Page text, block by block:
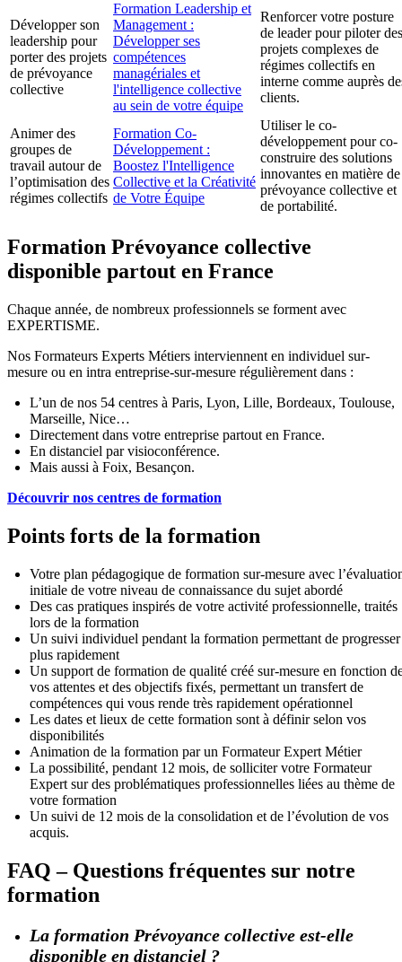
Développer son
leadership pour
porter des projets
de prévoyance
collective
Formation Leadership et
Management :
Développer ses
compétences
managériales et
l'intelligence collective
au sein de votre équipe
Renforcer votre posture
de leader pour piloter des
projets complexes de
régimes collectifs en
interne comme auprès
clients.
Animer des
groupes de
travail autour de
l’optimisation des
régimes collectifs
Formation Co-
Développement :
Boostez l'Intelligence
Collective et la Créativité
de Votre Équipe
Utiliser le co-
développement pour co-
construire des solutions
innovantes en matière de
prévoyance collective et
de portabilité.
Formation Prévoyance collective
disponible partout en France
Chaque année, de nombreux professionnels se forment avec
EXPERTISME.
Nos Formateurs Experts Métiers interviennent en individuel sur-
mesure ou en intra entreprise-sur-mesure régulièrement dans :
L’un de nos 54 centres à Paris, Lyon, Lille, Bordeaux, Toulouse,
Marseille, Nice…
Directement dans votre entreprise partout en France.
En distanciel par visioconférence.
Mais aussi à Foix, Besançon.
Découvrir nos centres de formation
Points forts de la formation
Votre plan pédagogique de formation sur-mesure avec
initiale de votre niveau de connaissance du sujet abordé
Des cas pratiques inspirés de votre activité professionnelle, traités
lors de la formation
Un suivi individuel pendant la formation permettant de progresser
plus rapidement
Un support de formation de qualité créé sur-mesure en fonction
vos attentes et des objectifs fixés, permettant un transfert de
compétences qui vous rende très rapidement opérationnel
Les dates et lieux de cette formation sont à définir selon vos
disponibilités
Animation de la formation par un Formateur Expert Métier
La possibilité, pendant 12 mois, de solliciter votre Formateur
Expert sur des problématiques professionnelles liées au thème de
votre formation
Un suivi de 12 mois de la consolidation et de l’évolution de vos
acquis.
FAQ – Questions fréquentes sur notre
formation
La formation Prévoyance collective est-elle
disponible en distanciel ?